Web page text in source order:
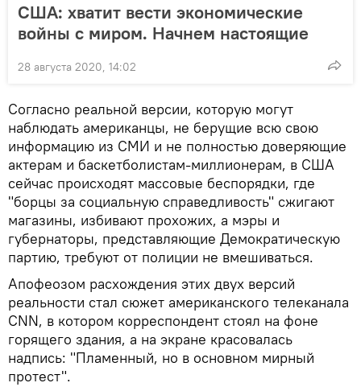
США: хватит вести экономические
войны с миром. Начнем настоящие
28 августа 2020, 14:02
Согласно реальной версии, которую могут
наблюдать американцы, не берущие всю свою
информацию из СМИ и не полностью доверяющие
актерам и баскетболистам-миллионерам, в США
сейчас происходят массовые беспорядки, где
"борцы за социальную справедливость" сжигают
магазины, избивают прохожих, а мэры и
губернаторы, представляющие Демократическую
партию, требуют от полиции не вмешиваться.
Апофеозом расхождения этих двух версий
реальности стал сюжет американского телеканала
CNN, в котором корреспондент стоял на фоне
горящего здания, а на экране красовалась
надпись: "Пламенный, но в основном мирный
протест".